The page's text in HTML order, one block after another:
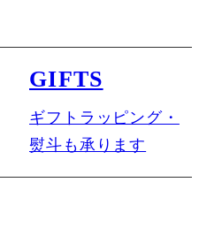
GIFTS
ギフトラッピング・
熨斗も承ります